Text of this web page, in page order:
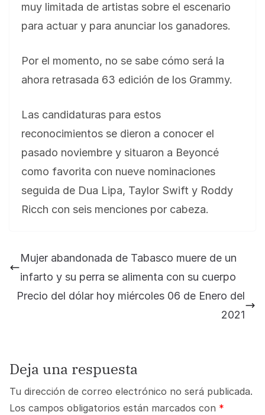
muy limitada de artistas sobre el escenario
para actuar y para anunciar los ganadores.
Por el momento, no se sabe cómo será la
ahora retrasada 63 edición de los Grammy.
Las candidaturas para estos
reconocimientos se dieron a conocer el
pasado noviembre y situaron a Beyoncé
como favorita con nueve nominaciones
seguida de Dua Lipa, Taylor Swift y Roddy
Ricch con seis menciones por cabeza.
Mujer abandonada de Tabasco muere de un
infarto y su perra se alimenta con su cuerpo
Precio del dólar hoy miércoles 06 de Enero del
2021
Deja una respuesta
Tu dirección de correo electrónico no será publicada.
Los campos obligatorios están marcados con *